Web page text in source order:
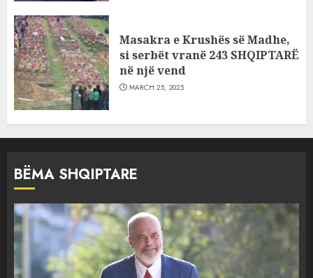
Masakra e Krushës së Madhe,
si serbët vranë 243 SHQIPTARË
në një vend
MARCH 25, 2025
BËMA SHQIPTARE